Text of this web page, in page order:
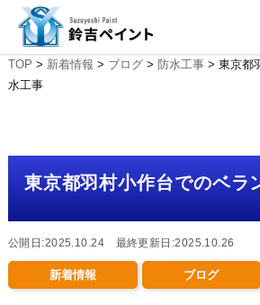
TOP > 新着情報 > ブログ> 防水工事> 東京都
水工事
東京都羽村小作台でのベラ
公開日:2025.10.24 最終更新日:2025.10.26
新着情報 ブログ